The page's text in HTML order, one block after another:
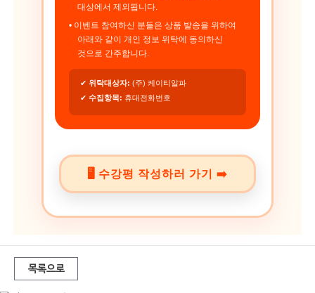
대상에서 제외됩니다.
• 이벤트 참여하신 분들은 상품 발송을 위하여
아래와 같이 개인 정보 위탁에 동의하신
것으로 간주합니다.
✔ 위탁대상자: (주) 케이티알파
✔ 수집항목: 휴대전화번호
🖥️ 수강평 작성하러 가기 ➡️
목록으로